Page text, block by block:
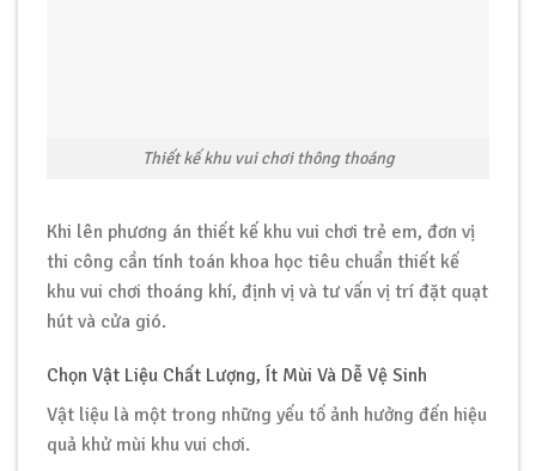
Thiết kế khu vui chơi thông thoáng
Khi lên phương án thiết kế khu vui chơi trẻ em, đơn vị
thi công cần tính toán khoa học tiêu chuẩn thiết kế
khu vui chơi thoáng khí, định vị và tư vấn vị trí đặt quạt
hút và cửa gió.
Chọn Vật Liệu Chất Lượng, Ít Mùi Và Dễ Vệ Sinh
Vật liệu là một trong những yếu tố ảnh hưởng đến hiệu
quả khử mùi khu vui chơi.